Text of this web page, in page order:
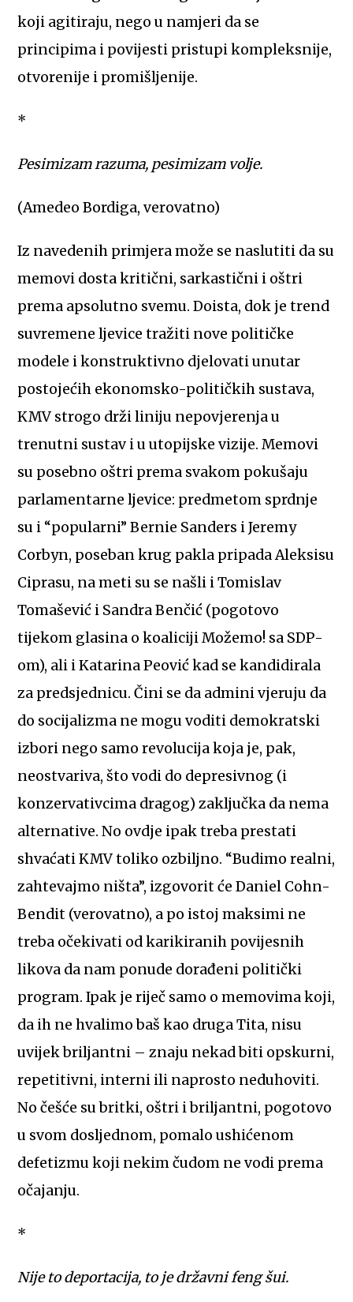
koji agitiraju, nego u namjeri da se
principima i povijesti pristupi kompleksnije,
otvorenije i promišljenije.
*
Pesimizam razuma, pesimizam volje.
(Amedeo Bordiga, verovatno)
Iz navedenih primjera može se naslutiti da su
memovi dosta kritični, sarkastični i oštri
prema apsolutno svemu. Doista, dok je trend
suvremene ljevice tražiti nove političke
modele i konstruktivno djelovati unutar
postojećih ekonomsko-političkih sustava,
KMV strogo drži liniju nepovjerenja u
trenutni sustav i u utopijske vizije. Memovi
su posebno oštri prema svakom pokušaju
parlamentarne ljevice: predmetom sprdnje
su i “popularni” Bernie Sanders i Jeremy
Corbyn, poseban krug pakla pripada Aleksisu
Ciprasu, na meti su se našli i Tomislav
Tomašević i Sandra Benčić (pogotovo
tijekom glasina o koaliciji Možemo! sa SDP-
om), ali i Katarina Peović kad se kandidirala
za predsjednicu. Čini se da admini vjeruju da
do socijalizma ne mogu voditi demokratski
izbori nego samo revolucija koja je, pak,
neostvariva, što vodi do depresivnog (i
konzervativcima dragog) zaključka da nema
alternative. No ovdje ipak treba prestati
shvaćati KMV toliko ozbiljno. “Budimo realni,
zahtevajmo ništa”, izgovorit će Daniel Cohn-
Bendit (verovatno), a po istoj maksimi ne
treba očekivati od karikiranih povijesnih
likova da nam ponude dorađeni politički
program. Ipak je riječ samo o memovima koji,
da ih ne hvalimo baš kao druga Tita, nisu
uvijek briljantni – znaju nekad biti opskurni,
repetitivni, interni ili naprosto neduhoviti.
No češće su britki, oštri i briljantni, pogotovo
u svom dosljednom, pomalo ushićenom
defetizmu koji nekim čudom ne vodi prema
očajanju.
*
Nije to deportacija, to je državni feng šui.